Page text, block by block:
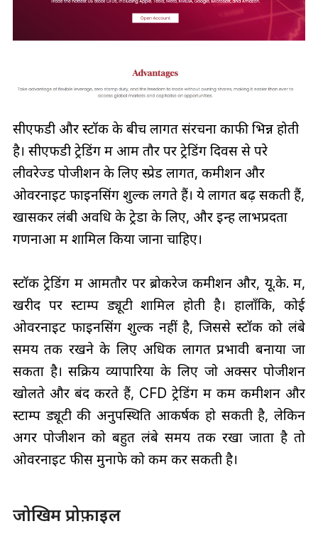
सीएफडी और स्टॉक के बीच लागत संरचना काफी भिन्न होती
है। सीएफडी ट्रेडिंग में आम तौर पर ट्रेडिंग दिवस से परे
लीवरेज्ड पोजीशन के लिए स्प्रेड लागत, कमीशन और
ओवरनाइट फाइनेंसिंग शुल्क लगते हैं। ये लागतें बढ़ सकती हैं,
खासकर लंबी अवधि के ट्रेडों के लिए, और इन्हें लाभप्रदता
गणनाओं में शामिल किया जाना चाहिए।
स्टॉक ट्रेडिंग में आमतौर पर ब्रोकरेज कमीशन और, यू.के. में,
खरीद पर स्टाम्प ड्यूटी शामिल होती है। हालाँकि, कोई
ओवरनाइट फाइनेंसिंग शुल्क नहीं है, जिससे स्टॉक को लंबे
समय तक रखने के लिए अधिक लागत प्रभावी बनाया जा
सकता है। सक्रिय व्यापारियों के लिए जो अक्सर पोजीशन
खोलते और बंद करते हैं, CFD ट्रेडिंग में कम कमीशन और
स्टाम्प ड्यूटी की अनुपस्थिति आकर्षक हो सकती है, लेकिन
अगर पोजीशन को बहुत लंबे समय तक रखा जाता है तो
ओवरनाइट फीस मुनाफे को कम कर सकती है।
जोखिम प्रोफ़ाइल